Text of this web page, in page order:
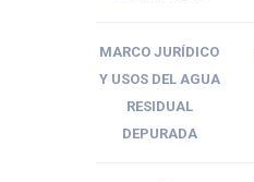
MARCO JURÍDICO
Y USOS DEL AGUA
RESIDUAL
DEPURADA